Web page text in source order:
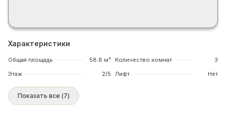
Характеристики
Общая площадь
58.8 м²
Этаж
2/5
Количество комнат
3
Лифт
Нет
Показать все (7)